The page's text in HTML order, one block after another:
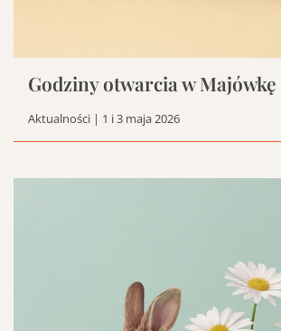
Godziny otwarcia w Majówkę
Aktualności | 1 i 3 maja 2026